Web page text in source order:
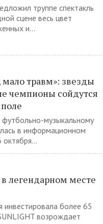
труппе спектакль
сцене весь цвет
и...
травм»: звезды
чемпионы сойдутся
музыкальному
в информационном
легендарном месте
инвестировала более 65
возрождает